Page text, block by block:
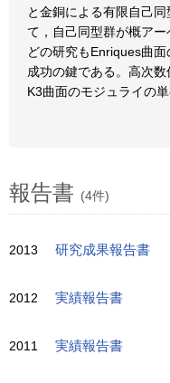
と金銅による有限自己
て，自己同型群が概ア
どの研究もEnriques曲
成功の鍵である。高次
K3曲面のモジュライの
報告書 (4件)
2013 研究成果報告書
2012 実績報告書
2011 実績報告書